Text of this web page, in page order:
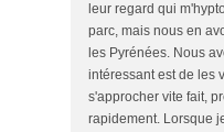
leur regard qui
parc, mais nous en
les Pyrénées. Nous
intéressant est de les
s'approcher vite fait,
rapidement. Lorsque